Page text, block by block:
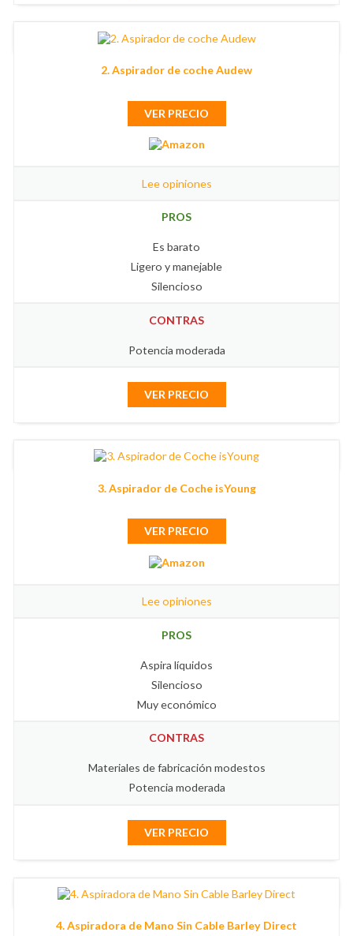
2. Aspirador de coche Audew
VER PRECIO
Lee opiniones
PROS
Es barato
Ligero y manejable
Silencioso
CONTRAS
Potencia moderada
VER PRECIO
3. Aspirador de Coche isYoung
VER PRECIO
Lee opiniones
PROS
Aspira líquidos
Silencioso
Muy económico
CONTRAS
Materiales de fabricación modestos
Potencia moderada
VER PRECIO
4. Aspiradora de Mano Sin Cable Barley Direct